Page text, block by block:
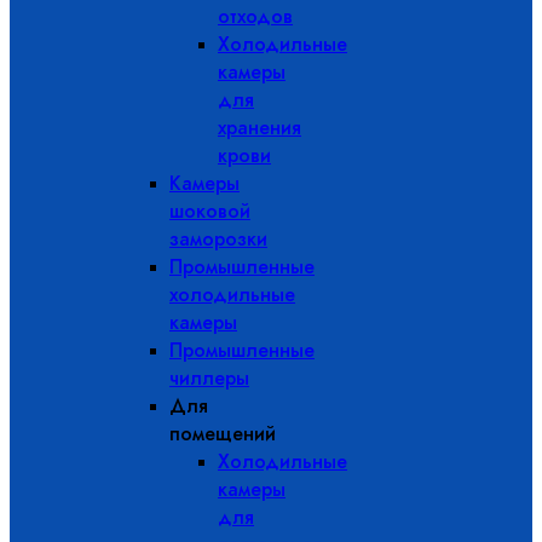
отходов
Холодильные
камеры
для
хранения
крови
Камеры
шоковой
заморозки
Промышленные
холодильные
камеры
Промышленные
чиллеры
Для
помещений
Холодильные
камеры
для